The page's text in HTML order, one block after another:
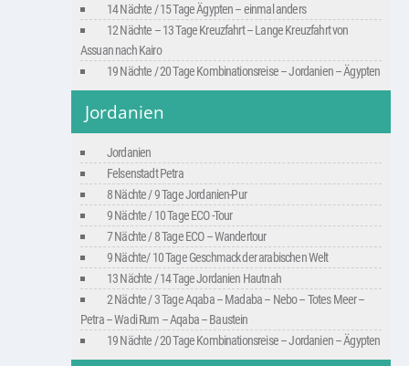
14 Nächte / 15 Tage Ägypten – einmal anders
12 Nächte – 13 Tage Kreuzfahrt – Lange Kreuzfahrt von
Assuan nach Kairo
19 Nächte / 20 Tage Kombinationsreise – Jordanien – Ägypten
Jordanien
Jordanien
Felsenstadt Petra
8 Nächte / 9 Tage Jordanien-Pur
9 Nächte / 10 Tage ECO -Tour
7 Nächte / 8 Tage ECO – Wandertour
9 Nächte/ 10 Tage Geschmack der arabischen Welt
13 Nächte / 14 Tage Jordanien Hautnah
2 Nächte / 3 Tage Aqaba – Madaba – Nebo – Totes Meer –
Petra – Wadi Rum – Aqaba – Baustein
19 Nächte / 20 Tage Kombinationsreise – Jordanien – Ägypten